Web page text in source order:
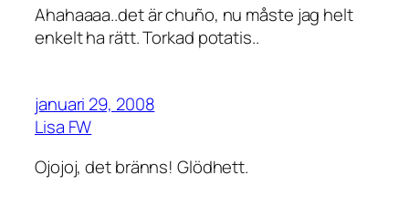
Ahahaaaa..det är chuño, nu måste jag helt
enkelt ha rätt. Torkad potatis..
januari 29, 2008
Lisa FW
Ojojoj, det bränns! Glödhett.